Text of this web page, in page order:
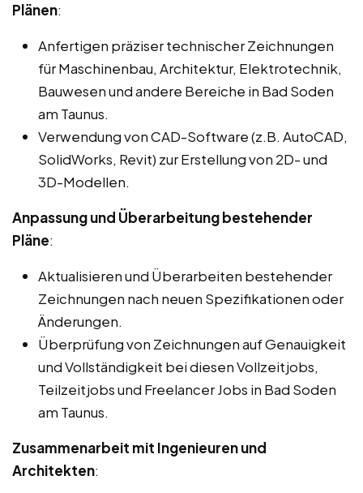
Plänen:
Anfertigen präziser technischer Zeichnungen
für Maschinenbau, Architektur, Elektrotechnik,
Bauwesen und andere Bereiche in Bad Soden
am Taunus.
Verwendung von CAD-Software (z.B. AutoCAD,
SolidWorks, Revit) zur Erstellung von 2D- und
3D-Modellen.
Anpassung und Überarbeitung bestehender
Pläne:
Aktualisieren und Überarbeiten bestehender
Zeichnungen nach neuen Spezifikationen oder
Änderungen.
Überprüfung von Zeichnungen auf Genauigkeit
und Vollständigkeit bei diesen Vollzeitjobs,
Teilzeitjobs und Freelancer Jobs in Bad Soden
am Taunus.
Zusammenarbeit mit Ingenieuren und
Architekten: